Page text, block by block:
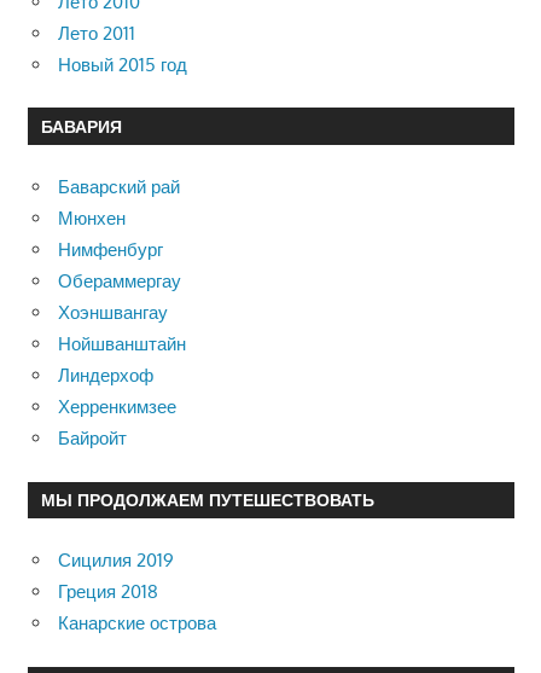
Лето 2011
Новый 2015 год
БАВАРИЯ
Баварский рай
Мюнхен
Нимфенбург
Обераммергау
Хоэншвангау
Нойшванштайн
Линдерхоф
Херренкимзее
Байройт
МЫ ПРОДОЛЖАЕМ ПУТЕШЕСТВОВАТЬ
Сицилия 2019
Греция 2018
Канарские острова